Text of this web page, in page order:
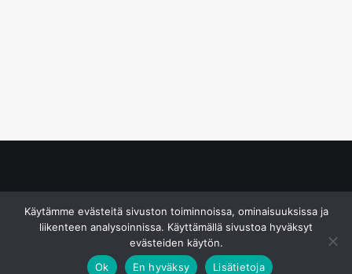
Käytämme evästeitä sivuston toiminnoissa, ominaisuuksissa ja
liikenteen analysoinnissa. Käyttämällä sivustoa hyväksyt
evästeiden käytön.
Ok
En hyväksy Lisätietoja